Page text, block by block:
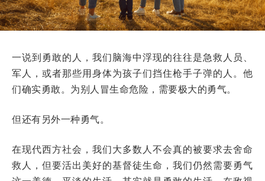
一说到勇敢的人，我们脑海中浮现的往往是急救人员、
军人，或者那些用身体为孩子们挡住枪手子弹的人。他
们确实勇敢。为别人冒生命危险，需要极大的勇气。
但还有另外一种勇气。
在现代西方社会，我们大多数人不会真的被要求去舍命
救人，但要活出美好的基督徒生命，我们仍然需要勇气